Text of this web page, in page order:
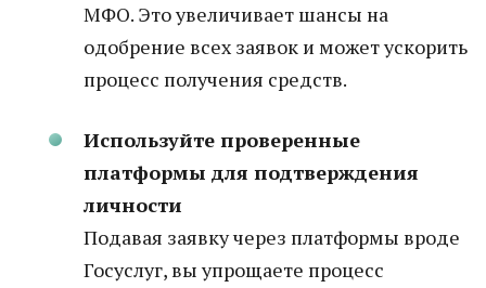
МФО. Это увеличивает шансы на
одобрение всех заявок и может ускорить
процесс получения средств.
Используйте проверенные
платформы для подтверждения
личности
Подавая заявку через платформы вроде
Госуслуг, вы упрощаете процесс